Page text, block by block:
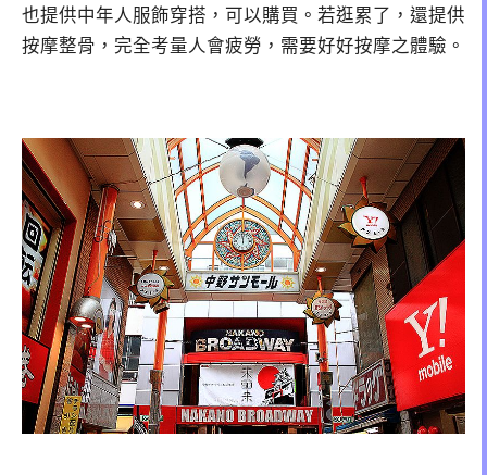
也提供中年人服飾穿搭，可以購買。若逛累了，還提供
按摩整骨，完全考量人會疲勞，需要好好按摩之體驗。